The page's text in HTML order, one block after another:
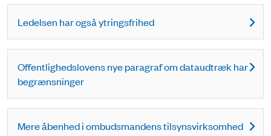
Ledelsen har også ytringsfrihed
Offentlighedslovens nye paragraf om dataudtræk har
begrænsninger
Mere åbenhed i ombudsmandens tilsynsvirksomhed